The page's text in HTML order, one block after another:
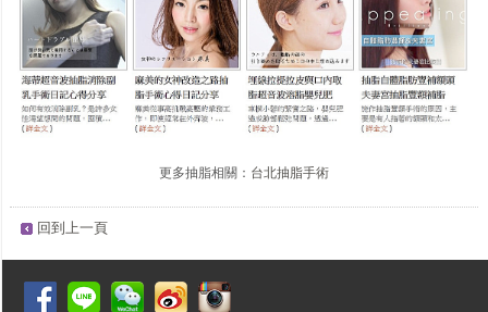
更多抽脂相關： 台北抽脂手術
回到上一頁